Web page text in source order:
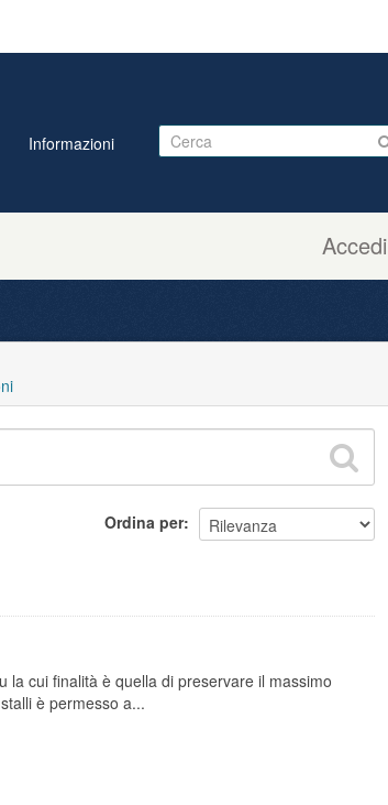
Accedi
Informazioni
Ordina per
la cui finalità è quella di preservare il massimo
è permesso a...